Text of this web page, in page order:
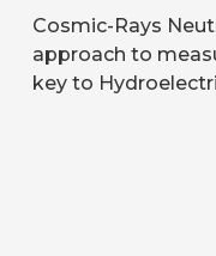
Cosmic-Rays
approach to
key to